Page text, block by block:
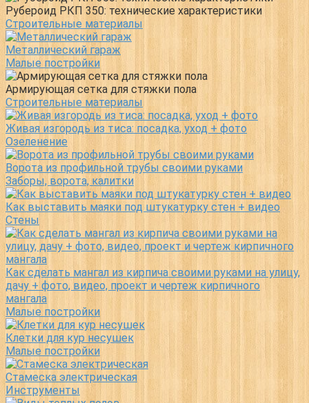
Рубероид РКП 350: технические характеристики
Строительные материалы
Металлический гараж
Малые постройки
Армирующая сетка для стяжки пола
Строительные материалы
Живая изгородь из тиса: посадка, уход + фото
Озеленение
Ворота из профильной трубы своими руками
Заборы, ворота, калитки
Как выставить маяки под штукатурку стен + видео
Стены
Как сделать мангал из кирпича своими руками на улицу,
дачу + фото, видео, проект и чертеж кирпичного
мангала
Малые постройки
Клетки для кур несушек
Малые постройки
Стамеска электрическая
Инструменты